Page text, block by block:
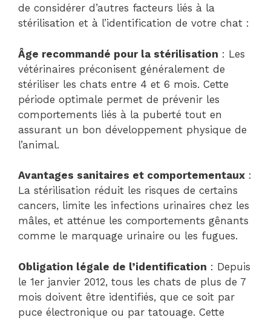
de considérer d’autres facteurs liés à la
stérilisation et à l’identification de votre chat :
Âge recommandé pour la stérilisation : Les
vétérinaires préconisent généralement de
stériliser les chats entre 4 et 6 mois. Cette
période optimale permet de prévenir les
comportements liés à la puberté tout en
assurant un bon développement physique de
l’animal.
Avantages sanitaires et comportementaux :
La stérilisation réduit les risques de certains
cancers, limite les infections urinaires chez les
mâles, et atténue les comportements gênants
comme le marquage urinaire ou les fugues.
Obligation légale de l’identification : Depuis
le 1er janvier 2012, tous les chats de plus de 7
mois doivent être identifiés, que ce soit par
puce électronique ou par tatouage. Cette